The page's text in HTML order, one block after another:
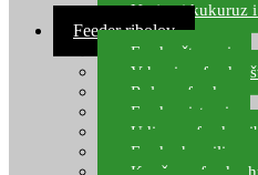
Umjetni kukuruz i
Feeder ribolov
Feeder štapovi
Vrhovi za feeder
Role za feeder
Feeder sistemi
Udice za feeder
Feeder hranilice